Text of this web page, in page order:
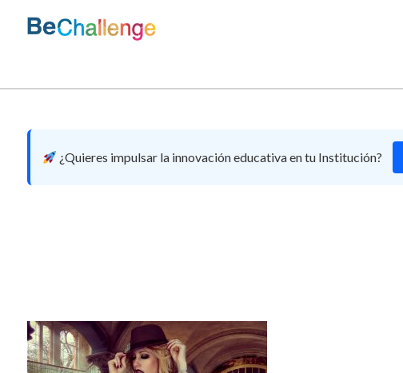
¿Quieres impulsar la innovación educativa en tu Institución?